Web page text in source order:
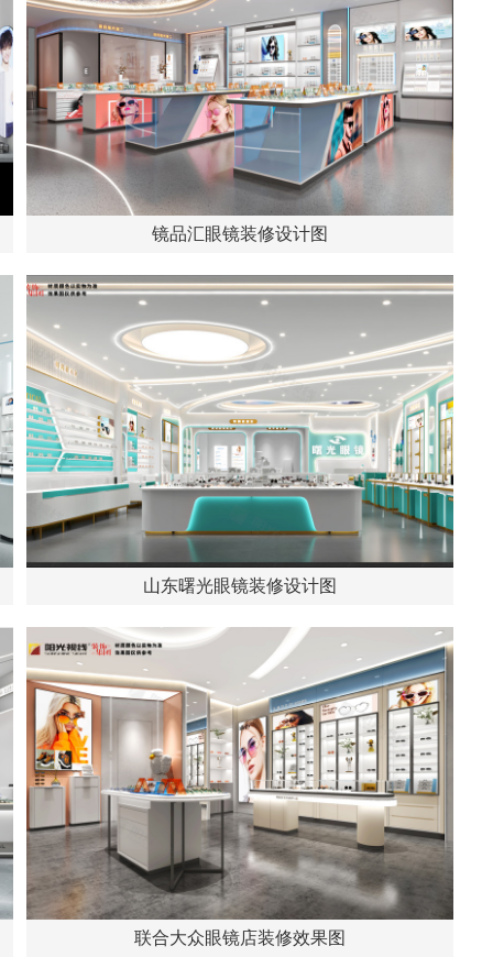
镜品汇眼镜装修设计图
山东曙光眼镜装修设计图
联合大众眼镜店装修效果图